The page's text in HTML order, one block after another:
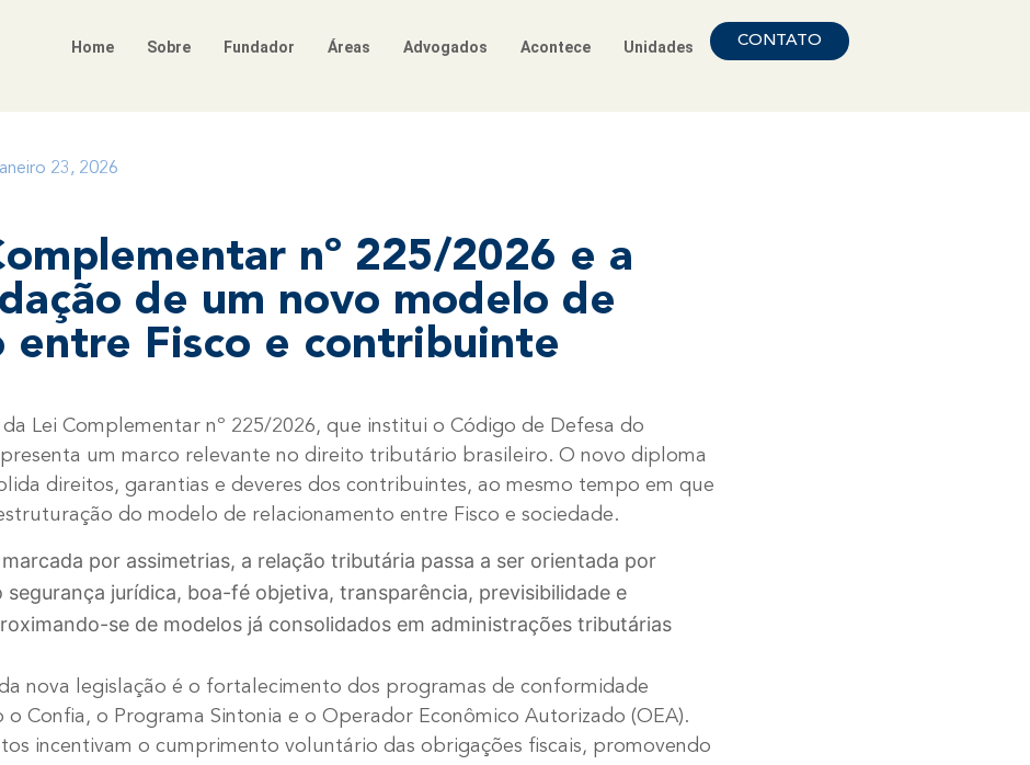
Home Sobre Fundador Áreas Advogados Acontece Unidades CONTATO
23, 2026
nº 225/2026 e a
de um novo modelo de
entre Fisco e contribuinte
Lei Complementar nº 225/2026, que institui o Código de Defesa do
um marco relevante no direito tributário brasileiro. O novo diploma
direitos, garantias e deveres dos contribuintes, ao mesmo tempo em que
do modelo de relacionamento entre Fisco e sociedade.
por assimetrias, a relação tributária passa a ser orientada por
segurança jurídica, boa-fé objetiva, transparência, previsibilidade e
se de modelos já consolidados em administrações tributárias
nova legislação é o fortalecimento dos programas de conformidade
Confia, o Programa Sintonia e o Operador Econômico Autorizado (OEA).
incentivam o cumprimento voluntário das obrigações fiscais, promovendo